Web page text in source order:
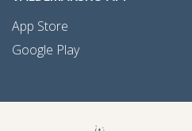
App Store
Google Play